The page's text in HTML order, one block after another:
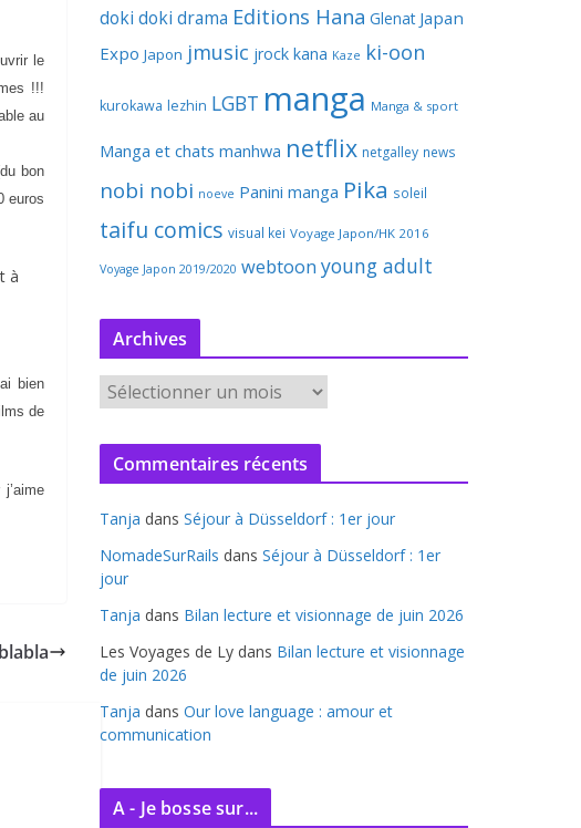
le
!!!
au
bon
euros
à
bien
de
blabla
doki doki drama Editions Hana Glenat Japan
Expo Japon jmusic jrock kana Kaze ki-oon
kurokawa lezhin LGBT manga Manga & sport
Manga et chats manhwa netflix netgalley news
nobi nobi noeve Panini manga Pika soleil
taifu comics visual kei Voyage Japon/HK 2016
Voyage Japon 2019/2020 webtoon young adult
Archives
r
c
v
e
s
Commentaires récents
Tanja dans Séjour à Düsseldorf : 1er jour
NomadeSurRails dans Séjour à Düsseldorf : 1er
jour
Tanja dans Bilan lecture et visionnage de juin 2026
Les Voyages de Ly dans Bilan lecture et visionnage
de juin 2026
Tanja dans Our love language : amour et
communication
A - Je bosse sur...